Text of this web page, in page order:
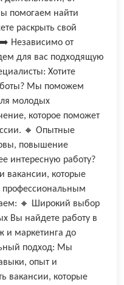
помогаем найти
раскрыть свой
➡️ Независимо от
для вас подходящую
Хотите
Мы поможем
молодых
которое поможет
🔸 Опытные
повышение
интересную работу?
вакансии, которые
профессиональным
🔸 Широкий выбор
Вы найдете работу в
и маркетинга до
подход: Мы
опыт и
вакансии, которые